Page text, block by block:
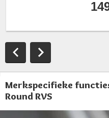
Merkspecifieke
Round RVS